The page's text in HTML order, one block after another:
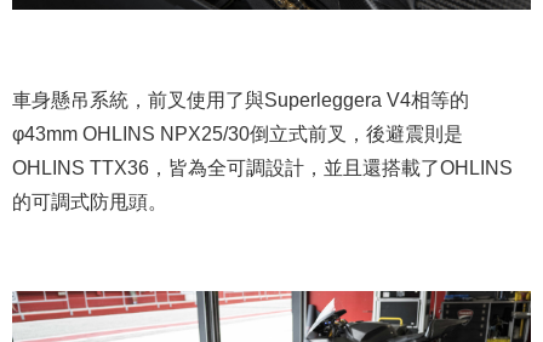
車身懸吊系統，前叉使用了與Superleggera V4相等的
φ43mm OHLINS NPX25/30倒立式前叉，後避震則是
OHLINS TTX36，皆為全可調設計，並且還搭載了OHLINS
的可調式防甩頭。